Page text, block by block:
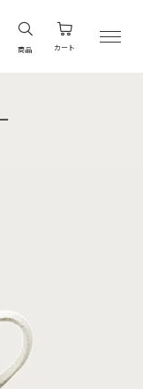
商品 カート